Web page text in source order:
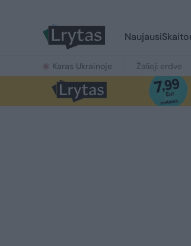
Naujausi
Karas Ukrainoje Žalioji erdvė